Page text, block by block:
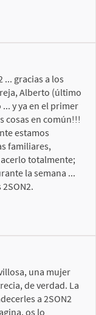
... gracias a los
Alberto (último
y ya en el primer
cosas en común!!!
estamos
familiares,
totalmente;
la semana ...
una mujer
de verdad. La
a 2SON2
os lo